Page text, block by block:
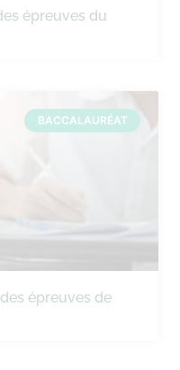
épreuves du
BACCALAURÉAT
épreuves de